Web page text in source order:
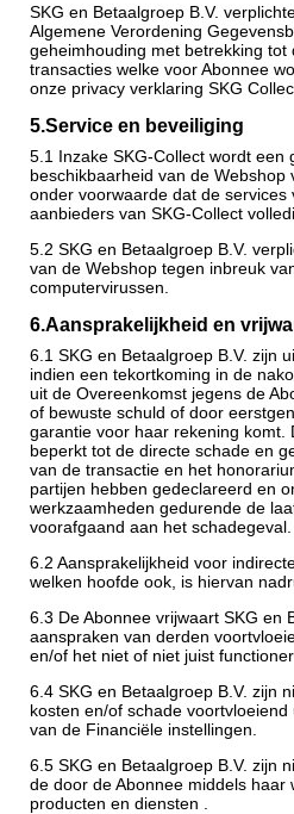
SKG en Betaalgroep B.V.
Algemene Verordening
geheimhouding met betrekking tot
transacties welke voor Abonnee
onze privacy verklaring SKG
5.Service en beveiliging
5.1 Inzake SKG-Collect wordt een
beschikbaarheid van de Webshop
onder voorwaarde dat de services
aanbieders van SKG-Collect
5.2 SKG en Betaalgroep B.V.
van de Webshop tegen inbreuk
computervirussen.
6.Aansprakelijkheid en
6.1 SKG en Betaalgroep B.V. zijn
indien een tekortkoming in de
uit de Overeenkomst jegens de
of bewuste schuld of door
garantie voor haar rekening komt.
beperkt tot de directe schade en
van de transactie en het
partijen hebben gedeclareerd en
werkzaamheden gedurende de
voorafgaand aan het schadegeval.
6.2 Aansprakelijkheid voor
welken hoofde ook, is hiervan
6.3 De Abonnee vrijwaart SKG en
aanspraken van derden
en/of het niet of niet juist
6.4 SKG en Betaalgroep B.V. zijn
kosten en/of schade
van de Financiële instellingen.
6.5 SKG en Betaalgroep B.V. zijn
de door de Abonnee middels haar
producten en diensten .